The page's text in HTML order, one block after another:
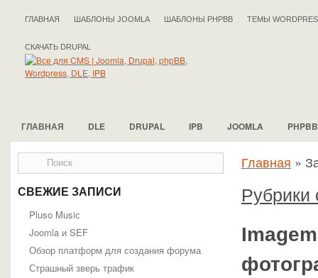
ГЛАВНАЯ ШАБЛОНЫ JOOMLA ШАБЛОНЫ PHPBB ТЕМЫ
СКАЧАТЬ DRUPAL
ГЛАВНАЯ DLE DRUPAL IPB JOOMLA PHPBB
СВЕЖИЕ ЗАПИСИ
Pluso Musiс
Joomla и SEF
Обзор платформ для создания форума
Страшный зверь трафик
Главная »
Рубрики